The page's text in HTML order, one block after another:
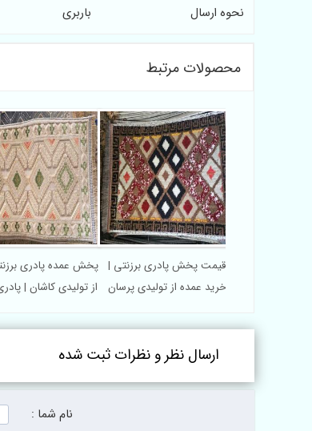
نحوه ارسال
باربری
محصولات مرتبط
پخش عمده پادری
از تولیدی کاشان |
قیمت پخش پادری برزنتی |
خرید عمده از تولیدی پرسان
ارسال نظر و نظرات ثبت شده
نام شما :